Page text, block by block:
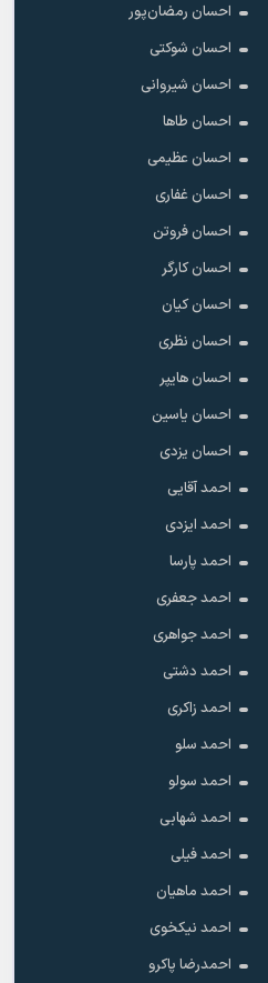
احسان رمضان‌پور
احسان شوکتی
احسان شیروانی
احسان طاها
احسان عظیمی
احسان غفاری
احسان فروتن
احسان کارگر
احسان کیان
احسان نظری
احسان هایپر
احسان یاسین
احسان یزدی
احمد آقایی
احمد ایزدی
احمد پارسا
احمد جعفری
احمد جواهری
احمد دشتی
احمد زاکری
احمد سلو
احمد سولو
احمد شهابی
احمد فیلی
احمد ماهیان
احمد نیکخوی
احمدرضا پاکرو